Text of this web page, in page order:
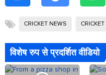
CRICKET NEWS
विशेष रुप से प्रदर्शित वीडियो